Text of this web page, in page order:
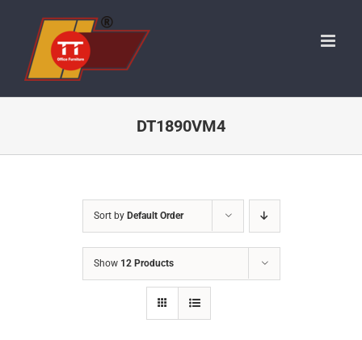
content
DT1890VM4
Sort by Default Order
Show 12 Products